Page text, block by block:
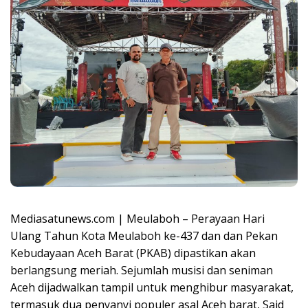
Mediasatunews.com | Meulaboh – Perayaan Hari
Ulang Tahun Kota Meulaboh ke-437 dan dan Pekan
Kebudayaan Aceh Barat (PKAB) dipastikan akan
berlangsung meriah. Sejumlah musisi dan seniman
Aceh dijadwalkan tampil untuk menghibur masyarakat,
termasuk dua penyanyi populer asal Aceh barat, Said